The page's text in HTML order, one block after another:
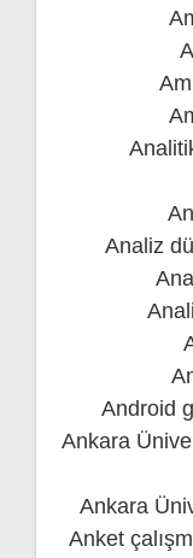
Analiz
Android
Ankara
Ankara
Anket